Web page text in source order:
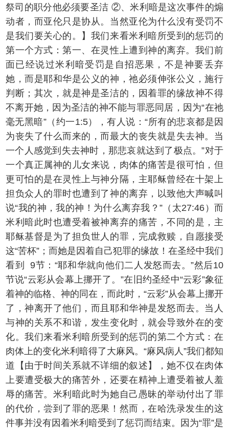
祭司的职分他必须要圣洁 ②、米利暗是这次事件的煽
动者，而亚伦只是协从。当然亚伦为什么没有受罚不
是我们要关心的。】我们来看米利暗所受到的惩罚的
第一个方式：第一、在灵性上遭到神的离弃。我们前
面已经说过米利暗受罚是自招恶果，不是神要丢弃
她，而是耶和华是公义的神，祂必须伸张公义，施行
判断；其次，就是神是圣洁的，因着罪的缘故神不得
不离开她，因为圣洁的神不能与罪恶同居，因为“在祂
毫无黑暗”（约一1:5），有人说：“所有的悲哀都是因
为丧失了什么而来的，而最大的丧失就是失去神。当
一个人感觉到失去神时，那悲哀就达到了极点。”对于
一个真正属神的儿女来说，肉体的痛苦是很可怕，但
更可怕的是在灵性上与神分隔，主耶稣曾经在十架上
担负众人的罪时也遭到了神的离弃，以致他大声喊叫
说“我的神，我的神！为什么离弃我？”（太27:46）而
米利暗此时也遭受着被神离弃的痛苦，不同的是，主
耶稣基督是为了担负世人的罪，完成救赎，自愿接受
这“苦杯”；而她是因着自己犯罪的缘故！在圣经中我们
看到 9节：“耶和华就向他们二人发怒而去。”然后10
节说“云彩从会幕上挪开了。”在旧约圣经中“云彩”象征
着神的临格、神的同在，而此时，“云彩”从会幕上挪开
了，神离开了他们，而且耶和华神是发怒而去。当人
与神的关系不和谐，发生变化时，就会导致外在的变
化。我们来看米利暗所受到的惩罚的第二个方式：在
肉体上的变化米利暗得了大麻风。“麻风病人”我们都知
道【由于时间关系就不详细的叙述】，她不仅在肉体
上要遭受极大的痛苦外，还要在精神上遭受着被人羞
辱的痛苦。米利暗此时为她自己愚昧的举动付出了罪
的代价，尝到了罪的恶果！然而，在哈洗录发生的这
件事并没有因着米利暗受到了惩罚而结束。因为“罪”是